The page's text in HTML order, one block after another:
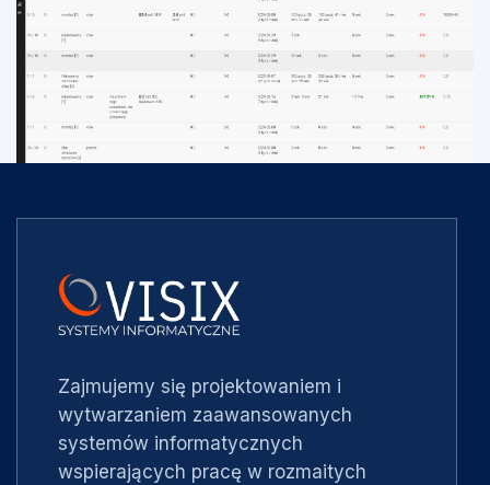
Zajmujemy się projektowaniem i
wytwarzaniem zaawansowanych
systemów informatycznych
wspierających pracę w rozmaitych